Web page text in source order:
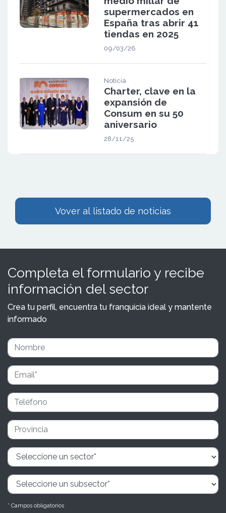
supermercados en
España tras abrir 41
tiendas en 2025
09/03/26
Noticia
Charter, clave en la
expansión de
Consum en su 50
aniversario
28/11/25
Vover al listado de noticias
Completa el formulario y recibe
información del sector
Crea tu perfil, encuentra tu franquicia ideal y mantente
informado
* Campos obligatorios